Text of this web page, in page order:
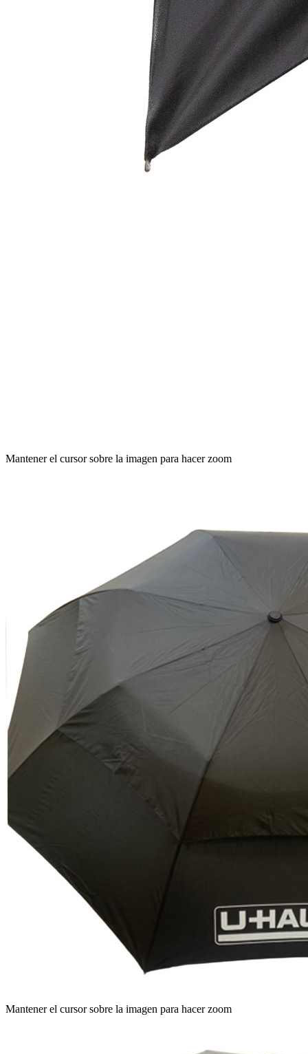
Mantener el cursor sobre la imagen para hacer zoom
Mantener el cursor sobre la imagen para hacer zoom